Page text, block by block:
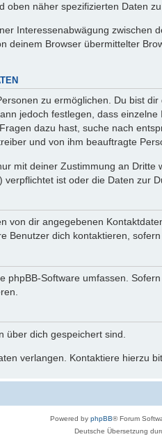
näher spezifizierten Daten
Interessenabwägung
deinem Browser übermittelter
zu ermöglichen. Du bist
jedoch festlegen, dass
dazu hast, suche nach
und von ihm beauftragte
mit deiner Zustimmung an
ist oder die Daten zur
von dir angegebenen
Benutzer dich kontaktieren,
phpBB-Software umfassen.
über dich gespeichert sind.
verlangen. Kontaktiere hierzu
Powered by phpBB® Forum
Deutsche Übersetzung